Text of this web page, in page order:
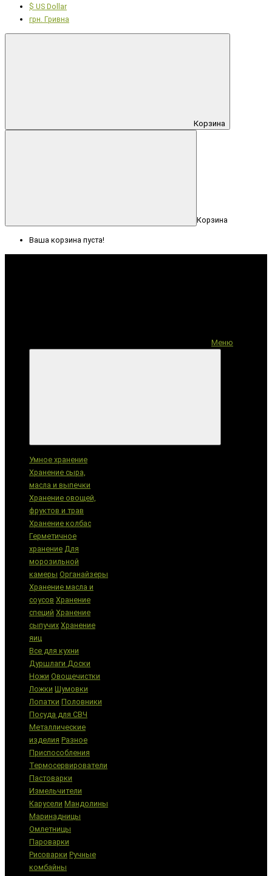
$ US Dollar
грн. Гривна
Корзина
Корзина
Ваша корзина пуста!
Меню
Умное хранение
Хранение сыра,
масла и выпечки
Хранение овощей,
фруктов и трав
Хранение колбас
Герметичное
хранение Для
морозильной
камеры Органайзеры
Хранение масла и
соусов Хранение
специй Хранение
сыпучих Хранение
яиц
Все для кухни
Дуршлаги Доски
Ножи Овощечистки
Ложки Шумовки
Лопатки Половники
Посуда для СВЧ
Металлические
изделия Разное
Приспособления
Термосервирователи
Пастоварки
Измельчители
Карусели Мандолины
Маринадницы
Омлетницы
Пароварки
Рисоварки Ручные
комбайны